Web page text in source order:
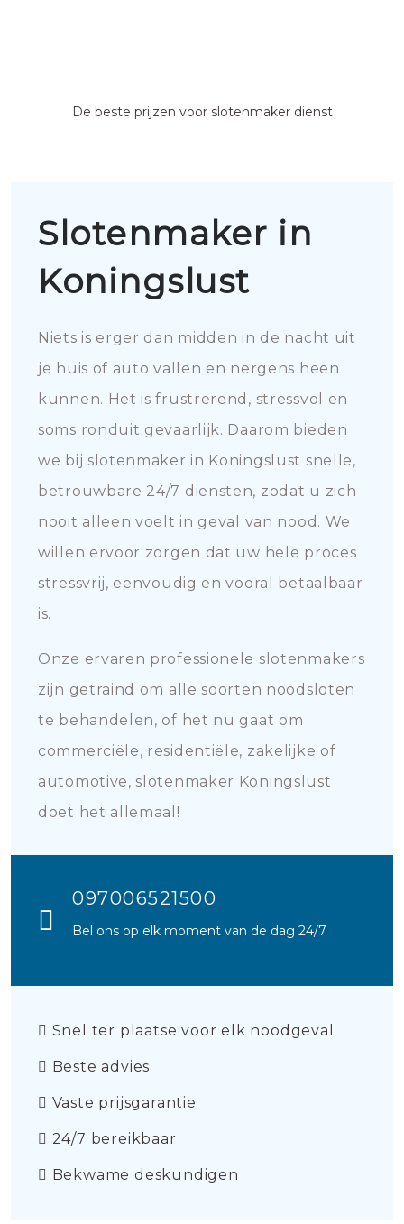
De beste prijzen voor slotenmaker dienst
Slotenmaker in
Koningslust
Niets is erger dan midden in de nacht uit
je huis of auto vallen en nergens heen
kunnen. Het is frustrerend, stressvol en
soms ronduit gevaarlijk. Daarom bieden
we bij slotenmaker in Koningslust snelle,
betrouwbare 24/7 diensten, zodat u zich
nooit alleen voelt in geval van nood. We
willen ervoor zorgen dat uw hele proces
stressvrij, eenvoudig en vooral betaalbaar
is.
Onze ervaren professionele slotenmakers
zijn getraind om alle soorten noodsloten
te behandelen, of het nu gaat om
commerciële, residentiële, zakelijke of
automotive, slotenmaker Koningslust
doet het allemaal!
097006521500
Bel ons op elk moment van de dag 24/7
Snel ter plaatse voor elk noodgeval
Beste advies
Vaste prijsgarantie
24/7 bereikbaar
Bekwame deskundigen